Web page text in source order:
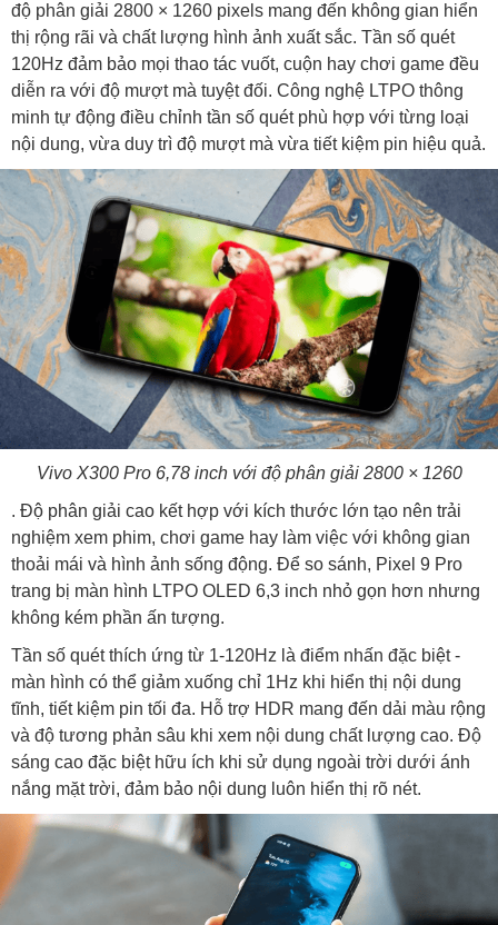
độ phân giải 2800 × 1260 pixels mang đến không gian hiển
thị rộng rãi và chất lượng hình ảnh xuất sắc. Tần số quét
120Hz đảm bảo mọi thao tác vuốt, cuộn hay chơi game đều
diễn ra với độ mượt mà tuyệt đối. Công nghệ LTPO thông
minh tự động điều chỉnh tần số quét phù hợp với từng loại
nội dung, vừa duy trì độ mượt mà vừa tiết kiệm pin hiệu quả.
Vivo X300 Pro 6,78 inch với độ phân giải 2800 × 1260
. Độ phân giải cao kết hợp với kích thước lớn tạo nên trải
nghiệm xem phim, chơi game hay làm việc với không gian
thoải mái và hình ảnh sống động. Để so sánh, Pixel 9 Pro
trang bị màn hình LTPO OLED 6,3 inch nhỏ gọn hơn nhưng
không kém phần ấn tượng.
Tần số quét thích ứng từ 1-120Hz là điểm nhấn đặc biệt -
màn hình có thể giảm xuống chỉ 1Hz khi hiển thị nội dung
tĩnh, tiết kiệm pin tối đa. Hỗ trợ HDR mang đến dải màu rộng
và độ tương phản sâu khi xem nội dung chất lượng cao. Độ
sáng cao đặc biệt hữu ích khi sử dụng ngoài trời dưới ánh
nắng mặt trời, đảm bảo nội dung luôn hiển thị rõ nét.